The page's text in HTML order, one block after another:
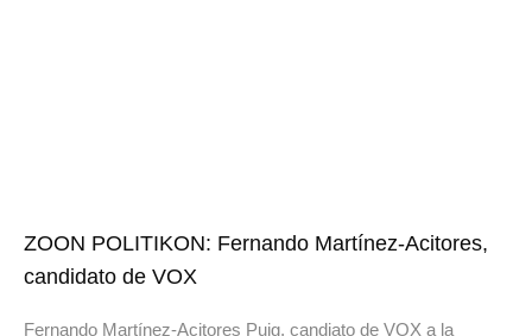
ZOON POLITIKON: Fernando Martínez-Acitores,
candidato de VOX
Fernando Martínez-Acitores Puig, candiato de VOX a la